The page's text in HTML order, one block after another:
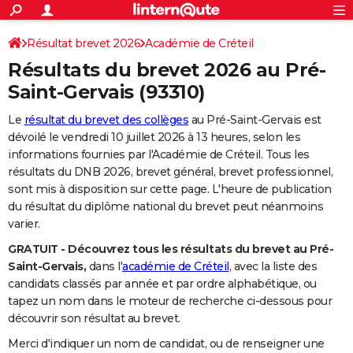
ACTUALITÉS
Politique
Société
Faits Divers
Education
Monde
Villes
+
SPORT
Coupe du monde 2026
Football
Tennis
Cyclisme
Rugby
Forum
CULTURE
FINANCE
Retraite
Impôts
Epargne
Immobilier
Risques naturels par ville
Banque
Assurance
Crédit
Essais
Réserver un essai
Citadines
Berlines
SUV
Forum auto
+HIGH-TECH
Mobiles
Meilleur smartphone
Internet
Ordinateurs
Jeux vidéo
Guide high-tech
+
BRICOLAGE
WEEK-END
Guides de France
Escapades
Patrimoine
Expositions
Musées
Week-end nature
+
Art de vivre
Bien-être
Loisirs
Mode
Modes de vie
+SANTE
Alimentation
Guide de la santé
Maladies
Médicaments
Sommeil
+VOYAGE
S'inscrire
Connexion
Résultat brevet 2026 Académie de Créteil
Résultats du brevet 2026 au Pré-
Saint-Gervais(93310)
Le résultat du brevet des collèges au Pré-Saint-Gervais est
dévoilé le vendredi 10 juillet 2026 à 13 heures, selon les
informations fournies par l'Académie de Créteil. Tous les
résultats du DNB 2026, brevet général, brevet professionnel,
sont mis à disposition sur cette page. L'heure de publication
du résultat du diplôme national du brevet peut néanmoins
varier.
GRATUIT - Découvrez tous les résultats du brevet au Pré-
Saint-Gervais, dans l'académie de Créteil, avec la liste des
candidats classés par année et par ordre alphabétique, ou
tapez un nom dans le moteur de recherche ci-dessous pour
découvrir son résultat au brevet.
Merci d'indiquer un nom de candidat, ou de renseigner une